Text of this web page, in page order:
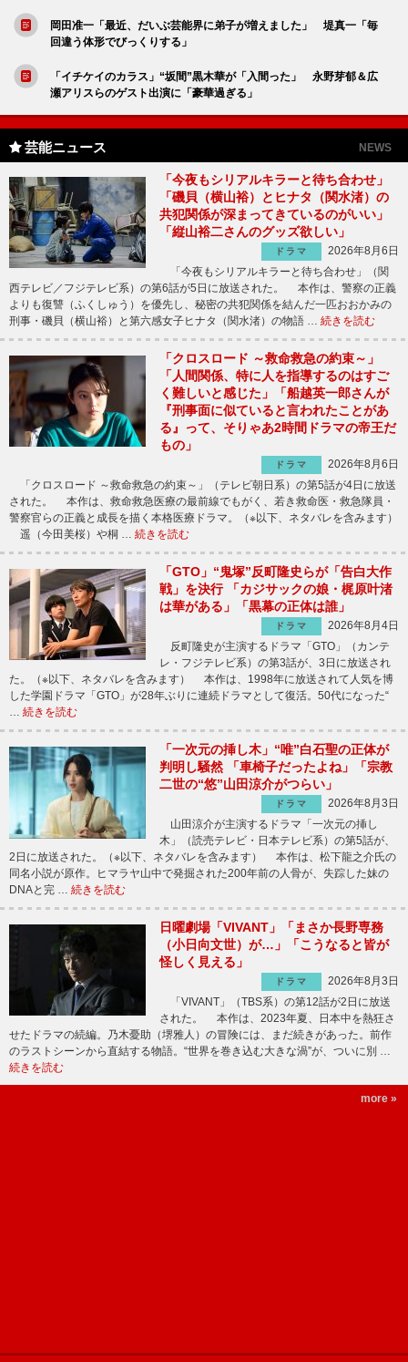
岡田准一「最近、だいぶ芸能界に弟子が増えました」 堤真一「毎
回違う体形でびっくりする」
「イチケイのカラス」“坂間”黒木華が「入間った」 永野芽郁＆広
瀬アリスらのゲスト出演に「豪華過ぎる」
芸能ニュース NEWS
「今夜もシリアルキラーと待ち合わせ」
「磯貝（横山裕）とヒナタ（関水渚）の
共犯関係が深まってきているのがいい」
「縦山裕二さんのグッズ欲しい」
ドラマ
2026年8月6日
「今夜もシリアルキラーと待ち合わせ」（関
西テレビ／フジテレビ系）の第6話が5日に放送された。 本作は、警察の正義
よりも復讐（ふくしゅう）を優先し、秘密の共犯関係を結んだ一匹おおかみの
刑事・磯貝（横山裕）と第六感女子ヒナタ（関水渚）の物語 … 続きを読む
「クロスロード ～救命救急の約束～」
「人間関係、特に人を指導するのはすご
く難しいと感じた」「船越英一郎さんが
『刑事面に似ていると言われたことがあ
る』って、そりゃあ2時間ドラマの帝王だ
もの」
ドラマ
2026年8月6日
「クロスロード ～救命救急の約束～」（テレビ朝日系）の第5話が4日に放送
された。 本作は、救命救急医療の最前線でもがく、若き救命医・救急隊員・
警察官らの正義と成長を描く本格医療ドラマ。（※以下、ネタバレを含みます）
遥（今田美桜）や桐 … 続きを読む
「GTO」“鬼塚”反町隆史らが「告白大作
戦」を決行 「カジサックの娘・梶原叶渚
は華がある」「黒幕の正体は誰」
ドラマ
2026年8月4日
反町隆史が主演するドラマ「GTO」（カンテ
レ・フジテレビ系）の第3話が、3日に放送され
た。（※以下、ネタバレを含みます） 本作は、1998年に放送されて人気を博
した学園ドラマ「GTO」が28年ぶりに連続ドラマとして復活。50代になった“
… 続きを読む
「一次元の挿し木」“唯”白石聖の正体が
判明し騒然 「車椅子だったよね」「宗教
二世の“悠”山田涼介がつらい」
ドラマ
2026年8月3日
山田涼介が主演するドラマ「一次元の挿し
木」（読売テレビ・日本テレビ系）の第5話が、
2日に放送された。（※以下、ネタバレを含みます） 本作は、松下龍之介氏の
同名小説が原作。ヒマラヤ山中で発掘された200年前の人骨が、失踪した妹の
DNAと完 … 続きを読む
日曜劇場「VIVANT」「まさか長野専務
（小日向文世）が…」「こうなると皆が
怪しく見える」
ドラマ
2026年8月3日
「VIVANT」（TBS系）の第12話が2日に放送
された。 本作は、2023年夏、日本中を熱狂さ
せたドラマの続編。乃木憂助（堺雅人）の冒険には、まだ続きがあった。前作
のラストシーンから直結する物語。“世界を巻き込む大きな渦”が、ついに別 …
続きを読む
more »